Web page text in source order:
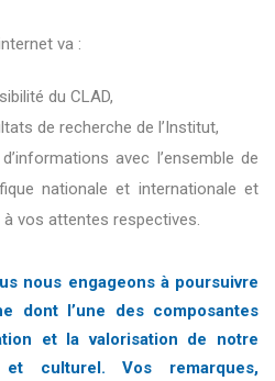
va :
du CLAD,
de recherche de l’Institut,
avec l’ensemble de
nationale et internationale et
vos attentes respectives.
nous engageons à poursuivre
dont l’une des composantes
et la valorisation de notre
et culturel. Vos remarques,